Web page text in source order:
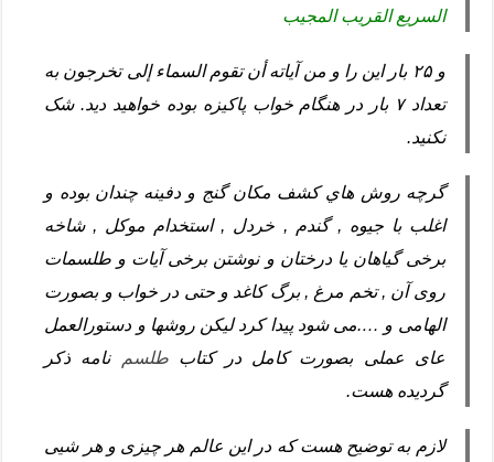
السريع القريب المجيب
و ۲۵ بار این را و من آياته أن تقوم السماء إلى تخرجون به
تعداد ۷ بار در هنگام خواب پاکیزه بوده خواهید دید. شک
نکنید.
گرچه روش هاي کشف مکان گنج و دفینه چندان بوده و
اغلب با جیوه , گندم , خردل , استخدام موکل , شاخه
برخی گیاهان یا درختان و نوشتن برخی آیات و طلسمات
روی آن , تخم مرغ , برگ کاغد و حتی در خواب و بصورت
الهامی و ….می شود پیدا کرد لیکن روشها و دستورالعمل
عای عملی بصورت کامل در کتابطلسم نامه ذکر
گردیده هست.
لازم به توضیح هست که در این عالم هر چیزی و هر شیی